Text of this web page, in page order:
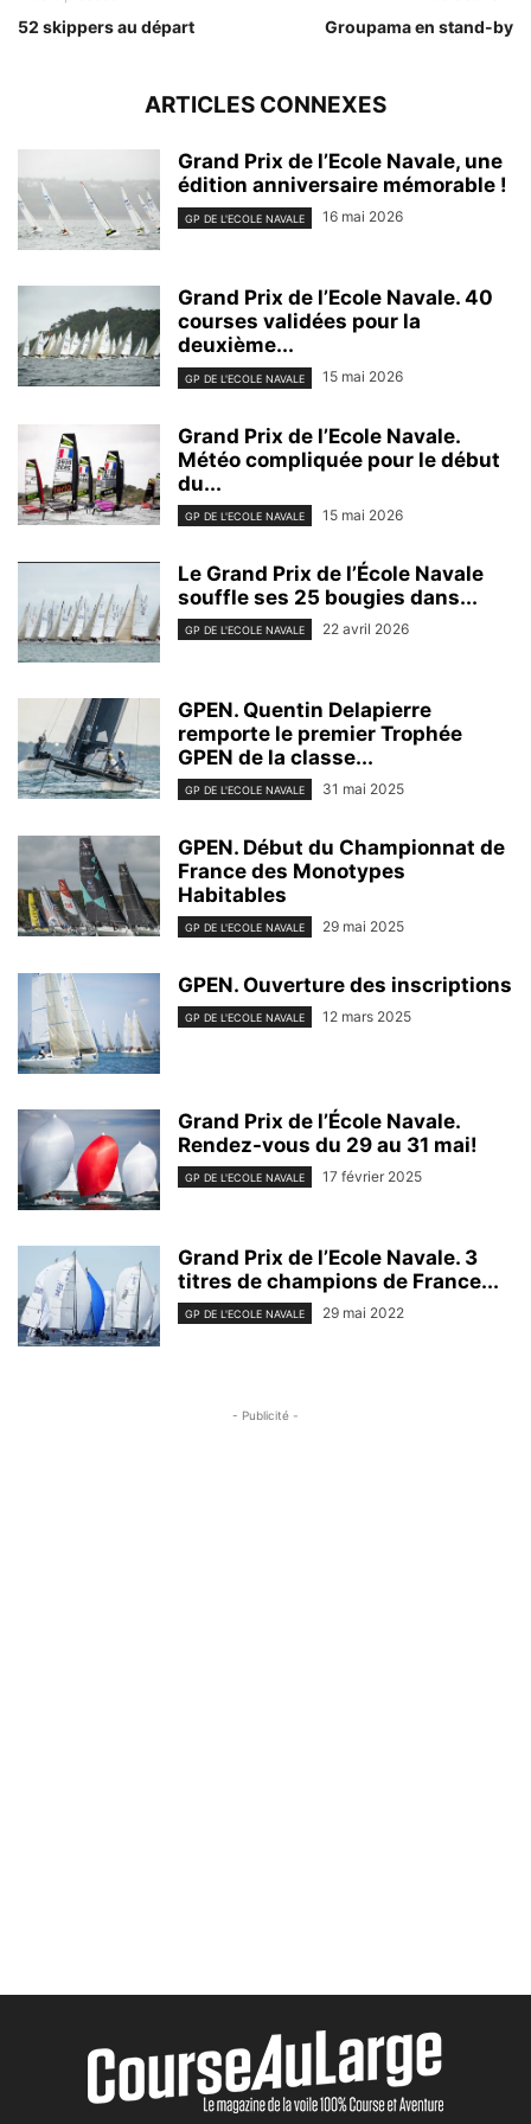
52 skippers au départ Groupama en stand-by
ARTICLES CONNEXES
Grand Prix de l’Ecole Navale, une
édition anniversaire mémorable !
GP DE L'ECOLE NAVALE 16 mai 2026
Grand Prix de l’Ecole Navale. 40
courses validées pour la
deuxième...
GP DE L'ECOLE NAVALE 15 mai 2026
Grand Prix de l’Ecole Navale.
Météo compliquée pour le début
du...
GP DE L'ECOLE NAVALE 15 mai 2026
Le Grand Prix de l’École Navale
souffle ses 25 bougies dans...
GP DE L'ECOLE NAVALE 22 avril 2026
GPEN. Quentin Delapierre
remporte le premier Trophée
GPEN de la classe...
GP DE L'ECOLE NAVALE 31 mai 2025
GPEN. Début du Championnat de
France des Monotypes
Habitables
GP DE L'ECOLE NAVALE 29 mai 2025
GPEN. Ouverture des inscriptions
GP DE L'ECOLE NAVALE 12 mars 2025
Grand Prix de l’École Navale.
Rendez-vous du 29 au 31 mai!
GP DE L'ECOLE NAVALE 17 février 2025
Grand Prix de l’Ecole Navale. 3
titres de champions de France...
GP DE L'ECOLE NAVALE 29 mai 2022
- Publicité -